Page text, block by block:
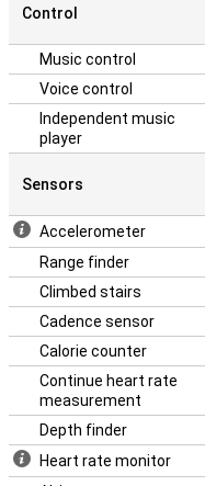
Control
Music control
Voice control
Independent music
player
Sensors
Accelerometer
Range finder
Climbed stairs
Cadence sensor
Calorie counter
Continue heart rate
measurement
Depth finder
Heart rate monitor